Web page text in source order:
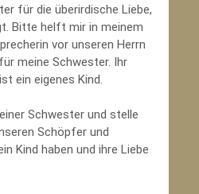
für die überirdische Liebe,
Bitte helft mir in meinem
vor unseren Herrn
meine Schwester. Ihr
ein eigenes Kind.
Schwester und stelle
Schöpfer und
Kind haben und ihre Liebe